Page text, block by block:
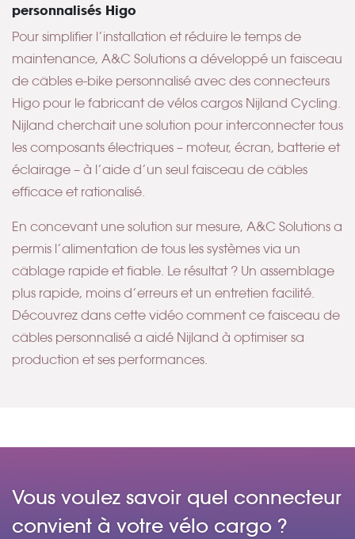
personnalisés Higo
Pour simplifier l’installation et réduire le temps de
maintenance, A&C Solutions a développé un faisceau
de câbles e-bike personnalisé avec des connecteurs
Higo pour le fabricant de vélos cargos Nijland Cycling.
Nijland cherchait une solution pour interconnecter tous
les composants électriques – moteur, écran, batterie et
éclairage – à l’aide d’un seul faisceau de câbles
efficace et rationalisé.
En concevant une solution sur mesure, A&C Solutions a
permis l’alimentation de tous les systèmes via un
câblage rapide et fiable. Le résultat ? Un assemblage
plus rapide, moins d’erreurs et un entretien facilité.
Découvrez dans cette vidéo comment ce faisceau de
câbles personnalisé a aidé Nijland à optimiser sa
production et ses performances.
Vous voulez savoir quel connecteur
convient à votre vélo cargo ?